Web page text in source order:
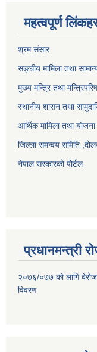
महत्वपूर्ण
श्रम संसार
सङ्घीय मामिला तथा
मुख्य मन्त्रि तथा
स्थानीय शासन तथा
आर्थिक मामिला तथा
जिल्ला समन्वय समिति
नेपाल सरकारको पोर्टल
प्रधानमन्त्री
२०७६/०७७ को लागि
विवरण